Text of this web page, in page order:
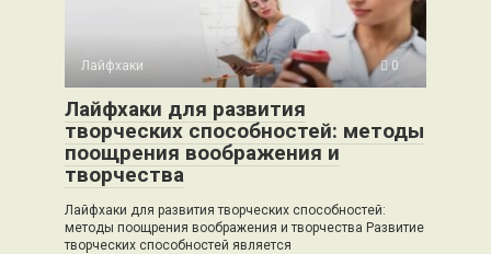
Лайфхаки 0
Лайфхаки для развития
творческих способностей: методы
поощрения воображения и
творчества
Лайфхаки для развития творческих способностей:
методы поощрения воображения и творчества Развитие
творческих способностей является